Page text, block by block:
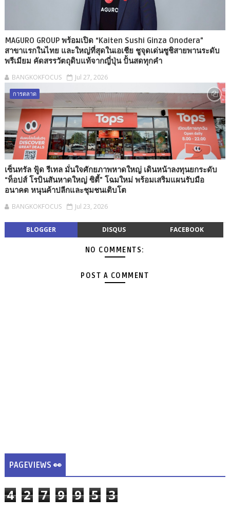
MAGURO GROUP พร้อมเปิด “Kaiten Sushi Ginza Onodera”
สาขาแรกในไทย และใหญ่ที่สุดในเอเชีย ชูจุดเด่นซูชิสายพานระดับ
พรีเมียม คัดสรรวัตถุดิบแท้จากญี่ปุ่น ปั้นสดทุกคำ
BANGKOKFOCUS Jul 27, 2026
การตลาด
เซ็นทรัล ฟู้ด รีเทล มั่นใจศักยภาพหาดใหญ่ เดินหน้าลงทุนยกระดับ
“ท็อปส์ โรบินสันหาดใหญ่ ซิตี้” โฉมใหม่ พร้อมเสริมแผนรับมือ
อนาคต หนุนค้าปลีกและชุมชนเติบโต
BANGKOKFOCUS Jul 23, 2026
BLOGGER DISQUS FACEBOOK
NO COMMENTS:
POST A COMMENT
PAGEVIEWS 👀
4 2 7 9 9 5 3